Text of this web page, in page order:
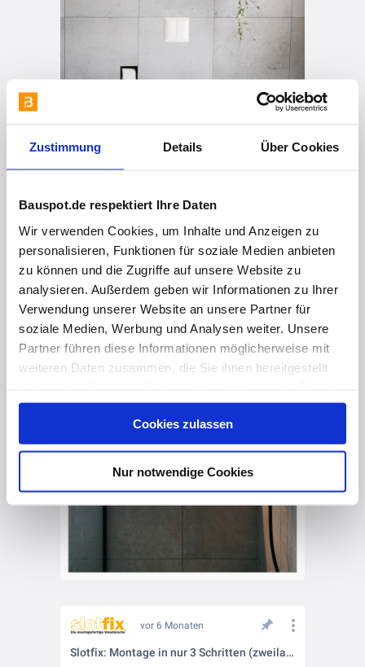
Zustimmung Details Über Cookies
Bauspot.de respektiert Ihre Daten
Wir verwenden Cookies, um Inhalte und Anzeigen zu
personalisieren, Funktionen für soziale Medien anbieten
zu können und die Zugriffe auf unsere Website zu
analysieren. Außerdem geben wir Informationen zu Ihrer
Verwendung unserer Website an unsere Partner für
soziale Medien, Werbung und Analysen weiter. Unsere
Partner führen diese Informationen möglicherweise mit
weiteren Daten zusammen, die Sie ihnen bereitgestellt
gesammelt haben. Hier finden Sie Informationen zum
und unserImpressum.
Cookies zulassen
Nur notwendige Cookies
vor 5 Monaten
Wandnischen als Gestaltungselement
vor 6 Monaten
Slotfix: Montage in nur 3 Schritten (zweilagige Trockenbauwand)